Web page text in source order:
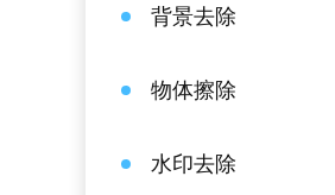
背景去除
物体擦除
水印去除